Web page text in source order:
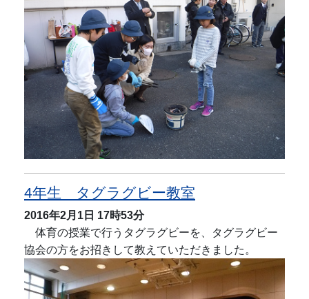
4年生 タグラグビー教室
2016年2月1日 17時53分
体育の授業で行うタグラグビーを、タグラグビー
協会の方をお招きして教えていただきました。